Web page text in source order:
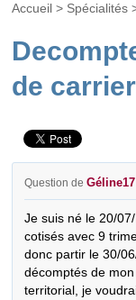
Accueil > Spécialités
de
Question deGéline17
Je suis né le 20/
cotisés avec 9
donc partir le 30/
décomptés de
territorial, je